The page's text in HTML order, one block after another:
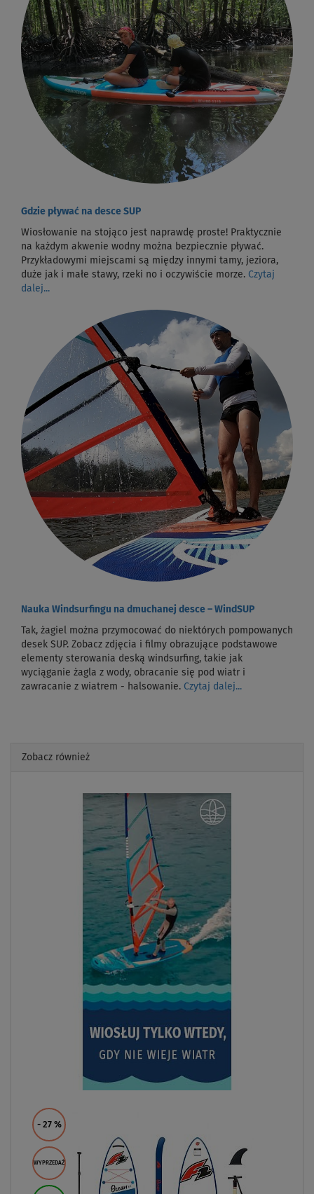
Gdzie pływać na desce SUP
Wiosłowanie na stojąco jest naprawdę proste! Praktycznie
na każdym akwenie wodny można bezpiecznie pływać.
Przykładowymi miejscami są między innymi tamy, jeziora,
duże jak i małe stawy, rzeki no i oczywiście morze. Czytaj
dalej...
Nauka Windsurfingu na dmuchanej desce – WindSUP
Tak, żagiel można przymocować do niektórych pompowanych
desek SUP. Zobacz zdjęcia i filmy obrazujące podstawowe
elementy sterowania deską windsurfing, takie jak
wyciąganie żagla z wody, obracanie się pod wiatr i
zawracanie z wiatrem - halsowanie. Czytaj dalej...
Zobacz również
- 27 %
WYPRZEDAŻ
Previous